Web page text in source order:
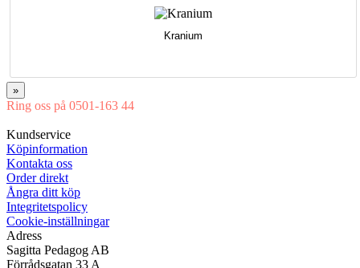
Kranium
»
Ring oss på 0501-163 44
Kundservice
Köpinformation
Kontakta oss
Order direkt
Ångra ditt köp
Integritetspolicy
Cookie-inställningar
Adress
Sagitta Pedagog AB
Förrådsgatan 33 A